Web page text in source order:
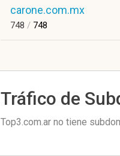
carone.com.mx
748 / 748
Tráfico de
Top3.com.ar no tiene